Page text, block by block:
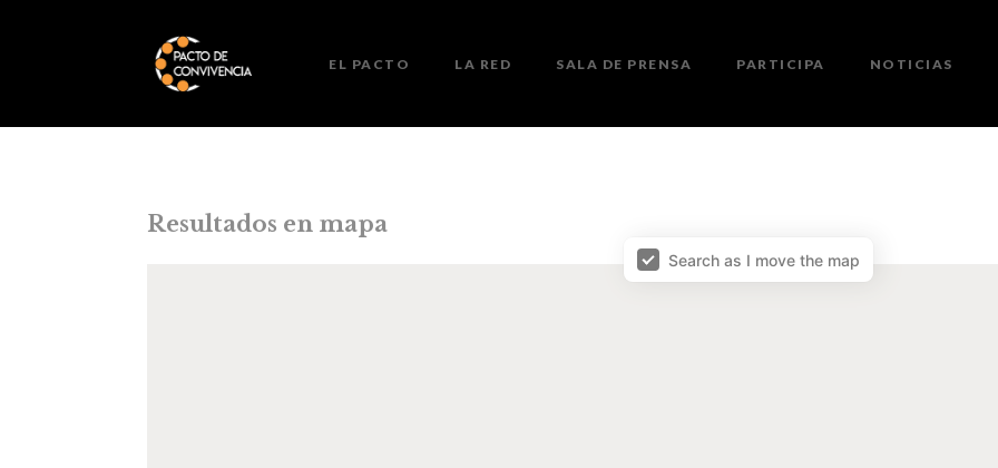
EL PACTO LA RED SALA DE PRENSA PARTICIPA NOTICIAS
Resultados en mapa
Search as I move the map